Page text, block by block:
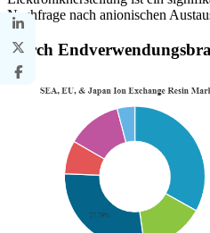
Nachfrage nach anionischen
Durch